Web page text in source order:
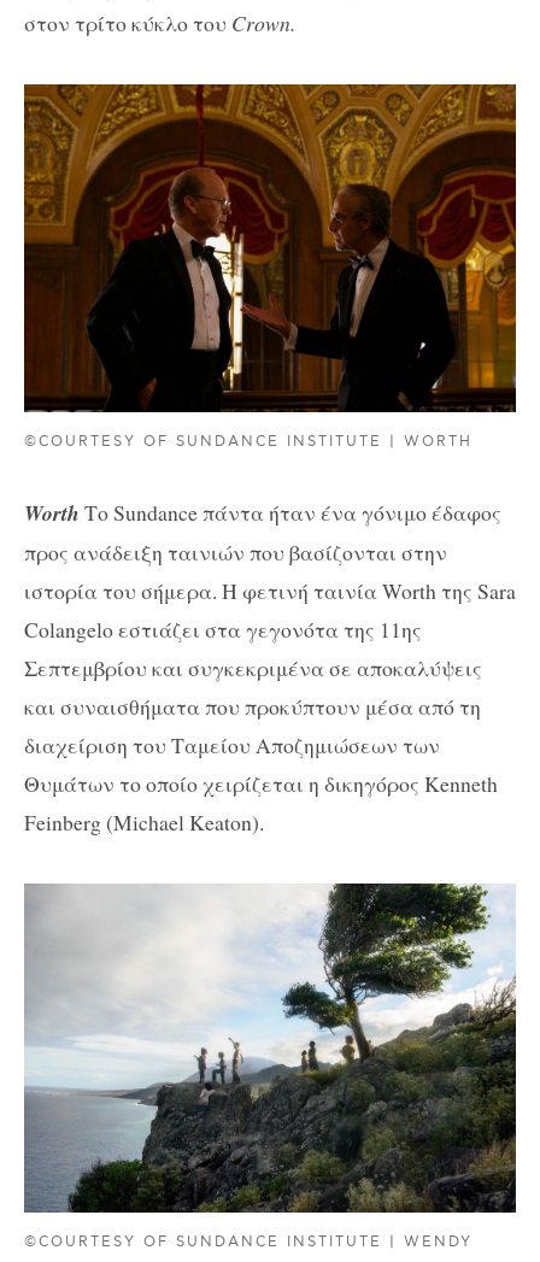
στον τρίτο κύκλο του Crown.
©COURTESY OF SUNDANCE INSTITUTE | WORTH
Worth Το Sundance πάντα ήταν ένα γόνιμο έδαφος
προς ανάδειξη ταινιών που βασίζονται στην
ιστορία του σήμερα. Η φετινή ταινία Worth της Sara
Colangelo εστιάζει στα γεγονότα της 11ης
Σεπτεμβρίου και συγκεκριμένα σε αποκαλύψεις
και συναισθήματα που προκύπτουν μέσα από τη
διαχείριση του Ταμείου Αποζημιώσεων των
Θυμάτων το οποίο χειρίζεται η δικηγόρος Kenneth
Feinberg (Michael Keaton).
©COURTESY OF SUNDANCE INSTITUTE | WENDY